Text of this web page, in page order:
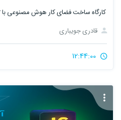
کارگاه ساخت فضای کار هوش مصنوعی با MAUI Blazor
قادری جویباری